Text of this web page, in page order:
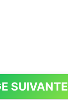
SUIVANTE